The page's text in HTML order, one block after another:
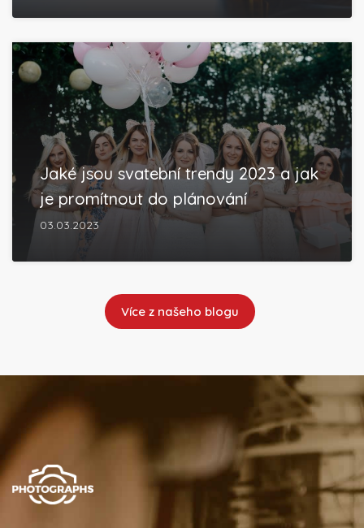
Jaké jsou svatební trendy 2023 a jak
je promítnout do plánování
03.03.2023
Více z našeho blogu